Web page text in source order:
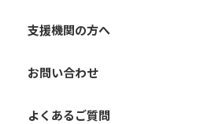
支援機関の方へ
お問い合わせ
よくあるご質問